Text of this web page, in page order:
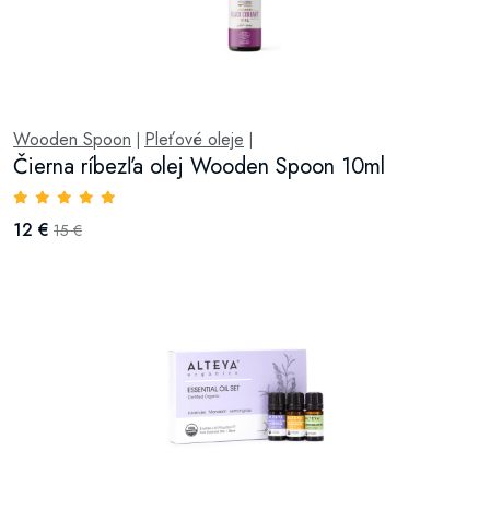
Wooden Spoon | Pleťové oleje |
Čierna ríbezľa olej Wooden Spoon 10ml
12 € 15 €